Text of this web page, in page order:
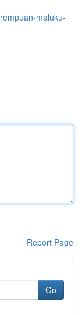
maluku-
Report Page
Go